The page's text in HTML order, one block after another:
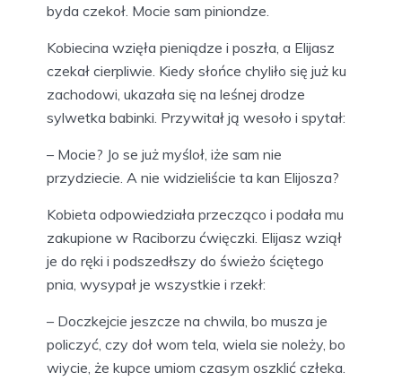
byda czekoł. Mocie sam piniondze.
Kobiecina wzięła pieniądze i poszła, a Elijasz
czekał cierpliwie. Kiedy słońce chyliło się już ku
zachodowi, ukazała się na leśnej drodze
sylwetka babinki. Przywitał ją wesoło i spytał:
– Mocie? Jo se już myśloł, iże sam nie
przydziecie. A nie widzieliście ta kan Elijosza?
Kobieta odpowiedziała przecząco i podała mu
zakupione w Raciborzu ćwięczki. Elijasz wziął
je do ręki i podszedłszy do świeżo ściętego
pnia, wysypał je wszystkie i rzekł:
– Doczkejcie jeszcze na chwila, bo musza je
policzyć, czy doł wom tela, wiela sie noleży, bo
wiycie, że kupce umiom czasym oszklić człeka.